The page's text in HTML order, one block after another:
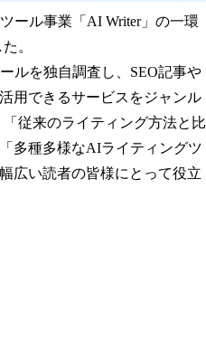
ール事業「AI Writer」の一環
。
ルを独自調査し、SEO記事や
用できるサービスをジャンル
従来のライティング方法と比
多種多様なAIライティングツ
広い読者の皆様にとって役立